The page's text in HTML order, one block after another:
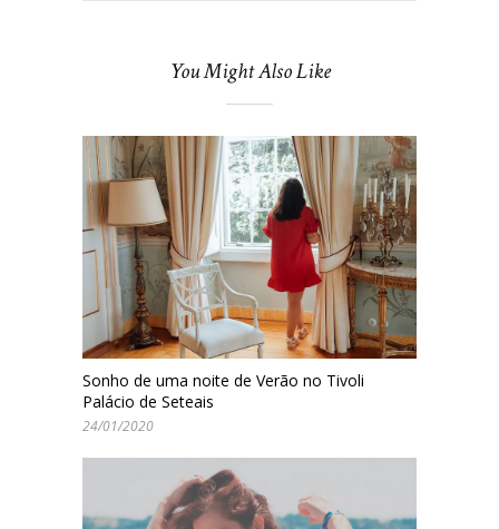
You Might Also Like
Sonho de uma noite de Verão no Tivoli
Palácio de Seteais
24/01/2020